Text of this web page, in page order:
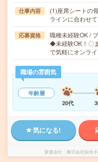
仕事内容
(1)座席シートの
ラインに合わせ
応募資格
職種未経験OK /
◆未経験OK！〇
で気軽にオンラ
職場の雰囲気
年齢層
20代
気になる!
派遣会社 株式会社綜合